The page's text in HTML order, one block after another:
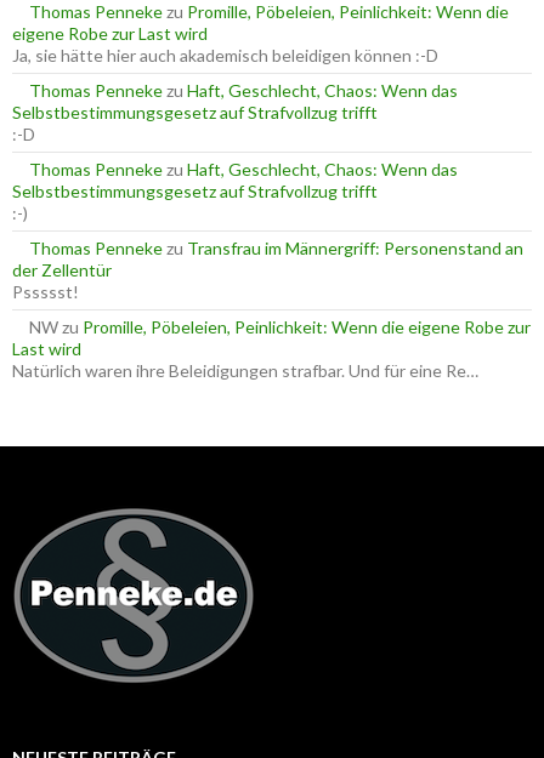
c
h
:
Thomas Pennekezu Promille, Pöbeleien, Peinlichkeit: Wenn die
eigene Robe zur Last wird
Ja, sie hätte hier auch akademisch beleidigen können :-D
Thomas Pennekezu Haft, Geschlecht, Chaos: Wenn das
Selbstbestimmungsgesetz auf Strafvollzug trifft
:-D
Thomas Pennekezu Haft, Geschlecht, Chaos: Wenn das
Selbstbestimmungsgesetz auf Strafvollzug trifft
:-)
Thomas Pennekezu Transfrau im Männergriff: Personenstand an
der Zellentür
Pssssst!
NWzu Promille, Pöbeleien, Peinlichkeit: Wenn die eigene Robe zur
Last wird
Natürlich waren ihre Beleidigungen strafbar. Und für eine Re…